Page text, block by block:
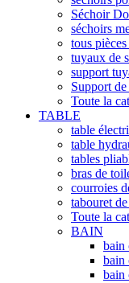
Séchoir
séchoirs
tous
tuyaux de
support
Support
Toute la
TABLE
table
table
tables
bras de
courroies
tabouret
Toute la
BAIN
bain
bain
bain